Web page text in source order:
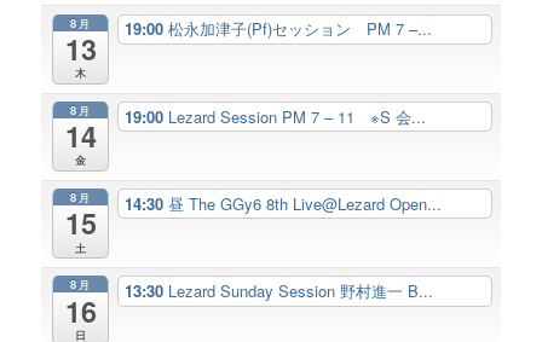
8月
13
木
19:00松永加津子(Pf)セッション PM 7 –...
8月
14
金
19:00 Lezard Session PM 7 – 11 ※S 会...
8月
15
土
14:30昼 The GGy6 8th Live@Lezard Open...
8月
16
日
13:30 Lezard Sunday Session 野村進一 B...